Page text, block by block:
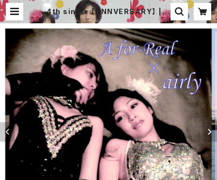
4th single 【ANNVERSARY】 | A
for-Real オフィシャル 通販サイト